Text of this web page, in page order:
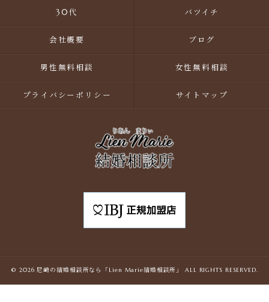
30代 バツイチ
会社概要 ブログ
男性無料相談 女性無料相談
プライバシーポリシー サイトマップ
© 2026 尼崎の結婚相談所なら「Lien Marie結婚相談所」 ALL RIGHTS RESERVED.